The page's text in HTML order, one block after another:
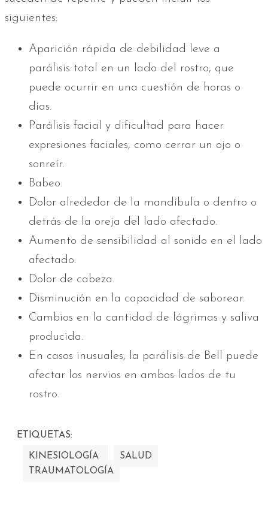
siguientes:
Aparición rápida de debilidad leve a
parálisis total en un lado del rostro, que
puede ocurrir en una cuestión de horas o
días.
Parálisis facial y dificultad para hacer
expresiones faciales, como cerrar un ojo o
sonreír.
Babeo.
Dolor alrededor de la mandíbula o dentro o
detrás de la oreja del lado afectado.
Aumento de sensibilidad al sonido en el lado
afectado.
Dolor de cabeza.
Disminución en la capacidad de saborear.
Cambios en la cantidad de lágrimas y saliva
producida.
En casos inusuales, la parálisis de Bell puede
afectar los nervios en ambos lados de tu
rostro.
ETIQUETAS:
KINESIOLOGÍA
SALUD
TRAUMATOLOGÍA